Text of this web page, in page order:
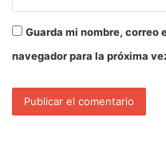
Guarda mi nombre, correo
navegador para la próxima